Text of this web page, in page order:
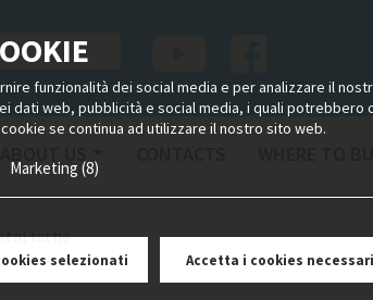
funzionalità dei social media e per analizzare il
dati web, pubblicità e social media, i quali
se continua ad utilizzare il nostro sito web.
Marketing (8)
selezionati Accetta i cookies necessari
lathe